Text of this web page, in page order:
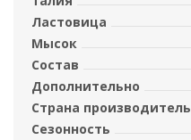
Ластовица
Мысок
Состав
Дополнительно
Страна производитель
Сезонность